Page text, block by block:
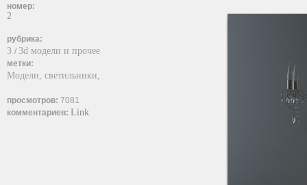
номер:
2
рубрика:
3 / 3d модели и прочее
метки:
Модели, светильники,
просмотров: 7081
комментариев: Link